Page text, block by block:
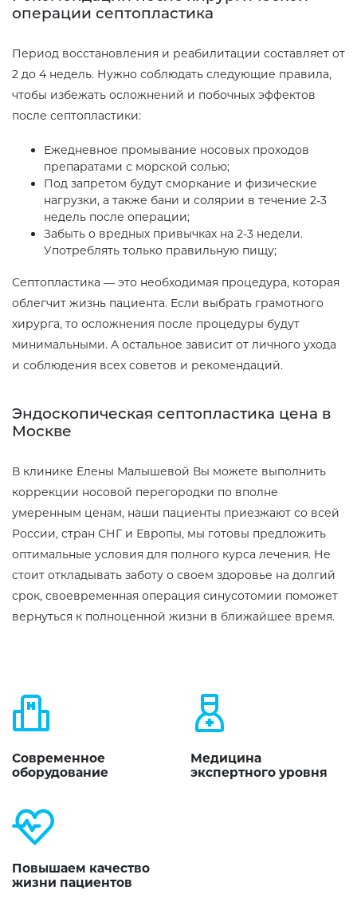
операции септопластика
Период восстановления и реабилитации составляет от
2 до 4 недель. Нужно соблюдать следующие правила,
чтобы избежать осложнений и побочных эффектов
после септопластики:
Ежедневное промывание носовых проходов
препаратами с морской солью;
Под запретом будут сморкание и физические
нагрузки, а также бани и солярии в течение 2-3
недель после операции;
Забыть о вредных привычках на 2-3 недели.
Употреблять только правильную пищу;
Септопластика — это необходимая процедура, которая
облегчит жизнь пациента. Если выбрать грамотного
хирурга, то осложнения после процедуры будут
минимальными. А остальное зависит от личного ухода
и соблюдения всех советов и рекомендаций.
Эндоскопическая септопластика цена в
Москве
В клинике Елены Малышевой Вы можете выполнить
коррекции носовой перегородки по вполне
умеренным ценам, наши пациенты приезжают со всей
России, стран СНГ и Европы, мы готовы предложить
оптимальные условия для полного курса лечения. Не
стоит откладывать заботу о своем здоровье на долгий
срок, своевременная операция синусотомии поможет
вернуться к полноценной жизни в ближайшее время.
Современное
оборудование
Медицина
экспертного уровня
Повышаем качество
жизни пациентов